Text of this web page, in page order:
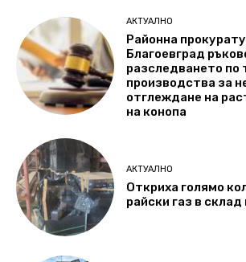
АКТУАЛНО
Районна
Благоевград
разследването по
производства за
отглеждане на
на конопа
АКТУАЛНО
Откриха голямо
райски газ в